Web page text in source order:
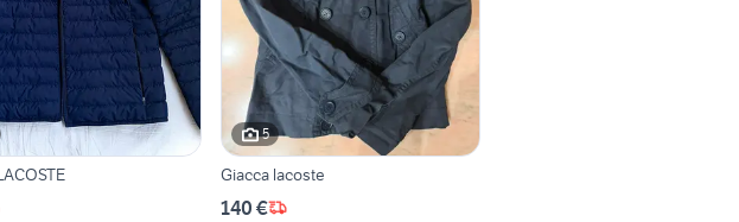
5
Giacca lacoste
140 €